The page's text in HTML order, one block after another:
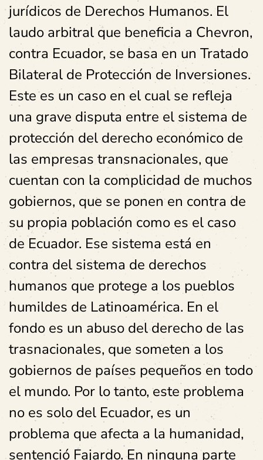
jurídicos de Derechos Humanos. El
laudo arbitral que beneficia a Chevron,
contra Ecuador, se basa en un Tratado
Bilateral de Protección de Inversiones.
Este es un caso en el cual se refleja
una grave disputa entre el sistema de
protección del derecho económico de
las empresas transnacionales, que
cuentan con la complicidad de muchos
gobiernos, que se ponen en contra de
su propia población como es el caso
de Ecuador. Ese sistema está en
contra del sistema de derechos
humanos que protege a los pueblos
humildes de Latinoamérica. En el
fondo es un abuso del derecho de las
trasnacionales, que someten a los
gobiernos de países pequeños en todo
el mundo. Por lo tanto, este problema
no es solo del Ecuador, es un
problema que afecta a la humanidad,
sentenció Fajardo. En ninguna parte